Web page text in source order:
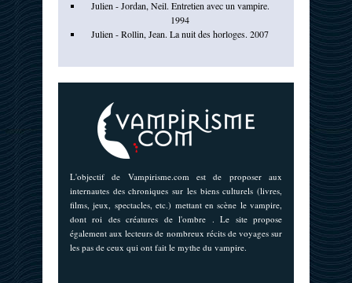
Julien - Jordan, Neil. Entretien avec un vampire.
1994
Julien - Rollin, Jean. La nuit des horloges. 2007
L'objectif de Vampirisme.com est de proposer aux
internautes des chroniques sur les biens culturels (livres,
films, jeux, spectacles, etc.) mettant en scène le vampire,
dont roi des créatures de l'ombre . Le site propose
également aux lecteurs de nombreux récits de voyages sur
les pas de ceux qui ont fait le mythe du vampire.